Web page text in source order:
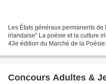
Les États généraux permanents
irlandaise" La poésie et la culture
43e édition du Marché de la
Concours Adultes &